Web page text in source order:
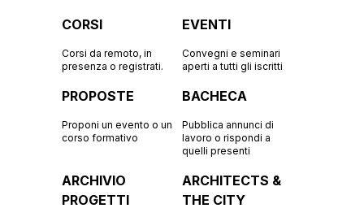
CORSI
Corsi da remoto, in
presenza o registrati.
EVENTI
Convegni e seminari
aperti a tutti gli iscritti
PROPOSTE
Proponi un evento o un
corso formativo
BACHECA
Pubblica annunci di
lavoro o rispondi a
quelli presenti
ARCHIVIO
PROGETTI
ARCHITECTS &
THE CITY